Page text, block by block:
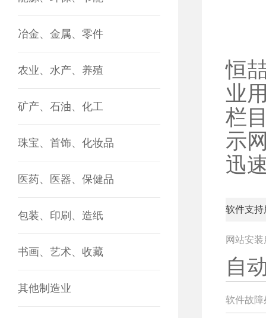
冶金、金属、零件
农业、水产、养殖
矿产、石油、化工
珠宝、首饰、化妆品
医药、医器、保健品
包装、印刷、造纸
书画、艺术、收藏
其他制造业
恒
业
栏
示
迅
软件支持
网站安装
自
软件故障